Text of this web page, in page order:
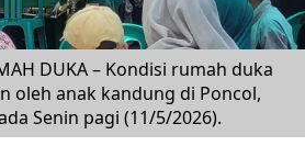
DUKA – Kondisi rumah duka
oleh anak kandung di Poncol,
Senin pagi (11/5/2026).